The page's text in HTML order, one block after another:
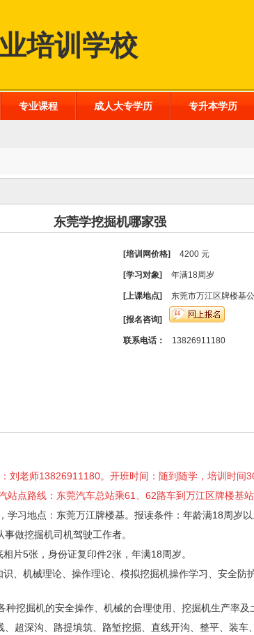
培训学校
专业课程 成人大专学历 专升本学历
东莞学挖掘机哪家强
[培训网价格] 4200 元
[学习对象] 年满18周岁
[上课地点] 东莞市万江区牌楼基
[报名咨询]
联系电话： 13826911180
刘老师13826911180。开班时间：随到随学，培训时间
点路线：东莞汽车总站乘61、62路车到万江区牌楼基站
学习地点：东莞万江牌楼基。报读条件：年龄满18周岁
做挖掘机司机驾驶工作者。
片5张，身份证复印件2张，年满18周岁。
、机械理论、操作理论、模拟挖掘机操作学习、安全防
挖掘机的安全操作、机械的合理使用、挖掘机生产率
超深沟、路提填筑、路堑挖掘、直线开沟、整平、装车